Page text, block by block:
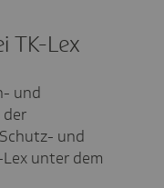
TK-Lex
und
der
und
unter dem